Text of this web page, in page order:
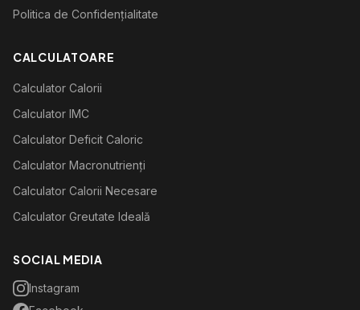
Politica de Confidențialitate
CALCULATOARE
Calculator Calorii
Calculator IMC
Calculator Deficit Caloric
Calculator Macronutrienți
Calculator Calorii Necesare
Calculator Greutate Ideală
SOCIAL MEDIA
Instagram